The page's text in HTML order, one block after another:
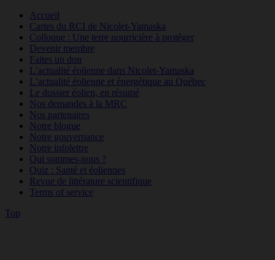
Accueil
Cartes du RCI de Nicolet-Yamaska
Colloque : Une terre nourricière à protéger
Devenir membre
Faites un don
L’actualité éolienne dans Nicolet-Yamaska
L’actualité éolienne et énergétique au Québec
Le dossier éolien, en résumé
Nos demandes à la MRC
Nos partenaires
Notre blogue
Notre gouvernance
Notre infolettre
Qui sommes-nous ?
Quiz : Santé et éoliennes
Revue de littérature scientifique
Terms of service
Top